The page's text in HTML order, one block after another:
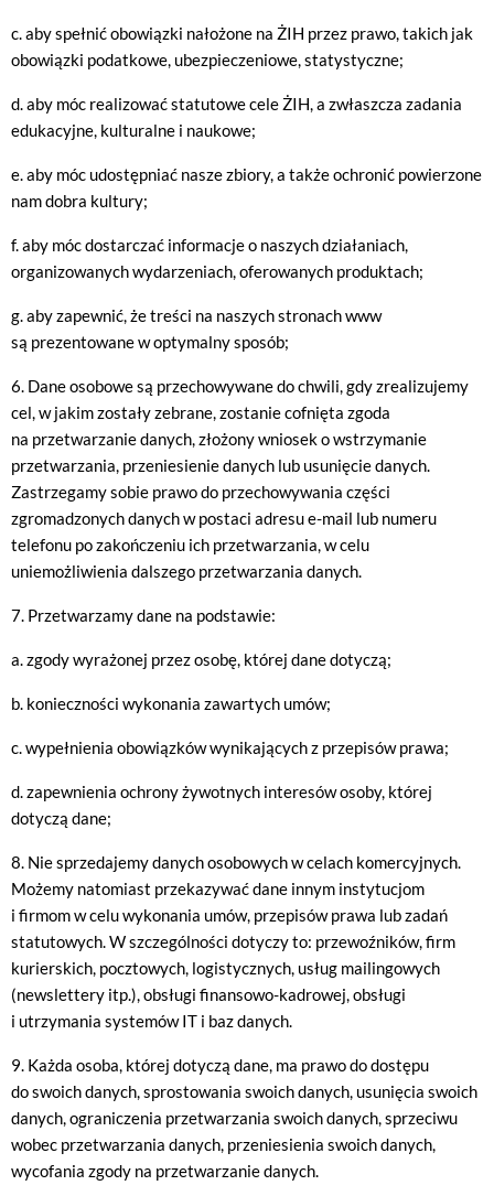
c. aby spełnić obowiązki nałożone na ŻIH przez prawo, takich jak
obowiązki podatkowe, ubezpieczeniowe, statystyczne;
d. aby móc realizować statutowe cele ŻIH, a zwłaszcza zadania
edukacyjne, kulturalne i naukowe;
e. aby móc udostępniać nasze zbiory, a także ochronić powierzone
nam dobra kultury;
f. aby móc dostarczać informacje o naszych działaniach,
organizowanych wydarzeniach, oferowanych produktach;
g. aby zapewnić, że treści na naszych stronach www
są prezentowane w optymalny sposób;
6. Dane osobowe są przechowywane do chwili, gdy zrealizujemy
cel, w jakim zostały zebrane, zostanie cofnięta zgoda
na przetwarzanie danych, złożony wniosek o wstrzymanie
przetwarzania, przeniesienie danych lub usunięcie danych.
Zastrzegamy sobie prawo do przechowywania części
zgromadzonych danych w postaci adresu e-mail lub numeru
telefonu po zakończeniu ich przetwarzania, w celu
uniemożliwienia dalszego przetwarzania danych.
7. Przetwarzamy dane na podstawie:
a. zgody wyrażonej przez osobę, której dane dotyczą;
b. konieczności wykonania zawartych umów;
c. wypełnienia obowiązków wynikających z przepisów prawa;
d. zapewnienia ochrony żywotnych interesów osoby, której
dotyczą dane;
8. Nie sprzedajemy danych osobowych w celach komercyjnych.
Możemy natomiast przekazywać dane innym instytucjom
i firmom w celu wykonania umów, przepisów prawa lub zadań
statutowych. W szczególności dotyczy to: przewoźników, firm
kurierskich, pocztowych, logistycznych, usług mailingowych
(newslettery itp.), obsługi finansowo-kadrowej, obsługi
i utrzymania systemów IT i baz danych.
9. Każda osoba, której dotyczą dane, ma prawo do dostępu
do swoich danych, sprostowania swoich danych, usunięcia swoich
danych, ograniczenia przetwarzania swoich danych, sprzeciwu
wobec przetwarzania danych, przeniesienia swoich danych,
wycofania zgody na przetwarzanie danych.